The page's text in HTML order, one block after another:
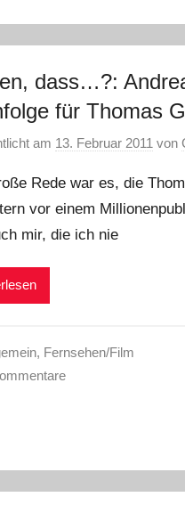
dass…?:
für Thomas
am 13. Februar 2011 von
Rede war es, die
vor einem
mir, die ich nie
, Fernsehen/Film